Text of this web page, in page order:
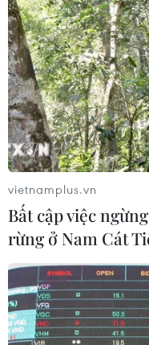
Thanh khoản
trên hai sàn
Ngày 16/11, thị
thận trọng, VN-Index
Index cộng 0,01 điểm
2,04 điểm.
vietnamplus.vn
Bất cập việc
rừng ở Nam Cát